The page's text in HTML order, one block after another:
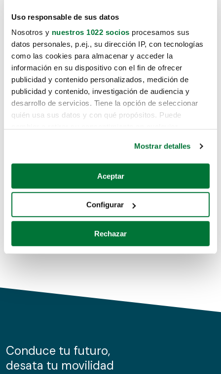
Uso responsable de sus datos
Nosotros y nuestros 1022 socios procesamos sus
datos personales, p.ej., su dirección IP, con tecnologías
como las cookies para almacenar y acceder la
información en su dispositivo con el fin de ofrecer
publicidad y contenido personalizados, medición de
publicidad y contenido, investigación de audiencia y
desarrollo de servicios. Tiene la opción de seleccionar
quién usa sus datos y con qué propósitos. Puede
Si lo permite, también quisiéramos:
Recopilar información sobre su ubicación geográfica
Identificar su dispositivo analizándolo activamente
para buscar características específicas (huellas
Obtenga más información sobre cómo se procesan sus
de cookies.
información sobre el uso que haga del sitio web con
nuestros partners de redes sociales, publicidad y análisis
Mostrar detalles
Aceptar
Configurar
Rechazar
Lo sentimos, no sabemos como
te hemos traido hasta aquí.
Pero puedes encontrar el coche que estás
buscando en alguno de estos enlaces:
Coches de segunda mano
Coches de km0
Conduce tu futuro,
desata tu movilidad